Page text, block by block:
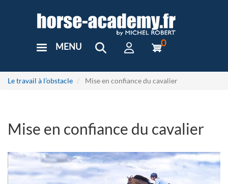
User
Custom
MENU 0
Le travail à l’obstacle Mise en confiance du cavalier
Mise en confiance du cavalier